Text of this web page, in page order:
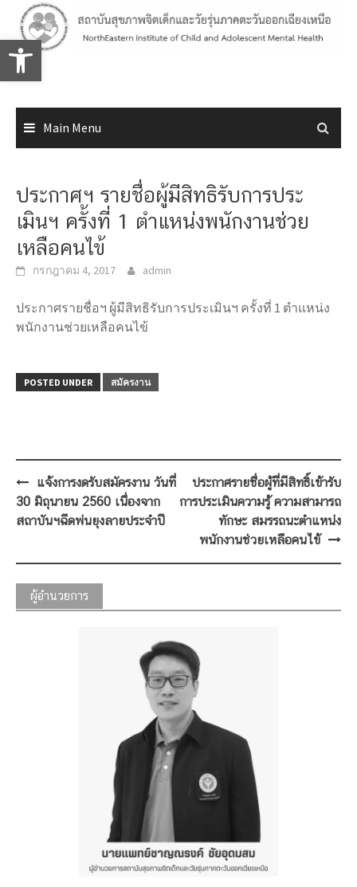
Open toolbar
content
Main Menu
ประกาศฯ รายชื่อผู้มีสิทธิรับการประ
เมินฯ ครั้งที่ 1 ตำแหน่งพนักงานช่วย
เหลือคนไข้
กรกฎาคม 4, 2017 admin
ประกาศรายชื่อฯ ผู้มีสิทธิรับการประเมินฯ ครั้งที่ 1 ตำแหน่ง
พนักงานช่วยเหลือคนไข้
POSTED UNDER สมัครงาน
Post
navigation
แจ้งการงดรับสมัครงาน วันที่
30 มิถุนายน 2560 เนื่องจาก
สถาบันฯฉีดพ่นยุงลายประจำปี
ประกาศรายชื่อผู้ที่มีสิทธิ์เข้ารับ
การประเมินความรู้ ความสามารถ
ทักษะ สมรรถนะตำแหน่ง
พนักงานช่วยเหลือคนไข้
ผู้อำนวยการ